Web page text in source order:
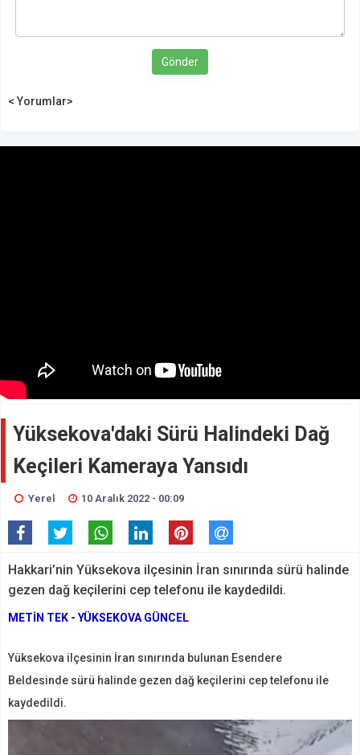
Gönder
< Yorumlar>
Yüksekova'daki Sürü Halindeki Dağ
Keçileri Kameraya Yansıdı
Yerel 10 Aralık 2022 - 00:09
Hakkari’nin Yüksekova ilçesinin İran sınırında sürü halinde
gezen dağ keçilerini cep telefonu ile kaydedildi.
METİN TEK - YÜKSEKOVA GÜNCEL
Yüksekova ilçesinin İran sınırında bulunan Esendere
Beldesinde sürü halinde gezen dağ keçilerini cep telefonu ile
kaydedildi.